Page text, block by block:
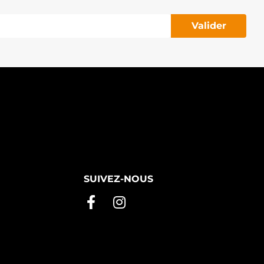
Valider
SUIVEZ-NOUS